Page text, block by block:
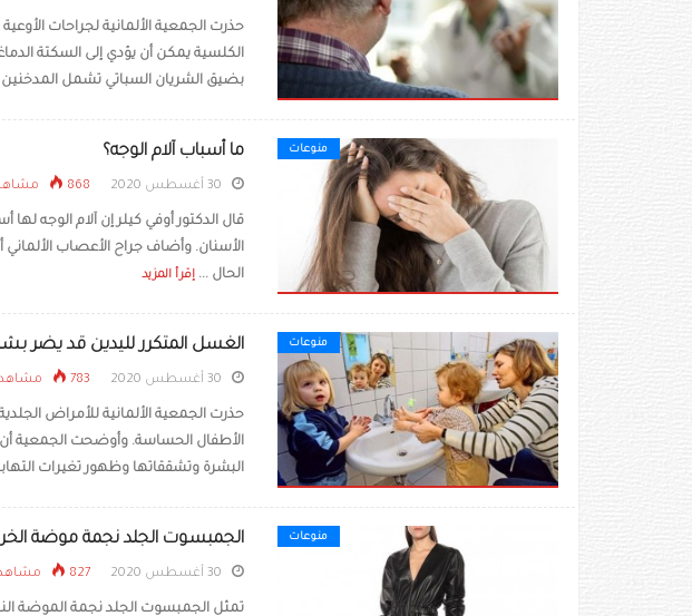
حذرت الجمعية الألمانية لجراحات
الكلسية يمكن أن يؤدي إلى السكتة
بضيق الشريان السباتي تشمل المدخنين
منوعات ما أسباب آلام الوجه؟
868 مشاهدة
قال الدكتور أوفي كيلر إن آلام الوجه
الأسنان. وأضاف جراح الأعصاب
الحال ... إقرأ المزيد
منوعات الغسل المتكرر لليدين قد يضر
783 مشاهدة
حذرت الجمعية الألمانية للأمراض
الأطفال الحساسة. وأوضحت الجمعية
البشرة وتشققاتها وظهور تغيرات
منوعات الجمبسوت الجلد نجمة موضة
827 مشاهدة